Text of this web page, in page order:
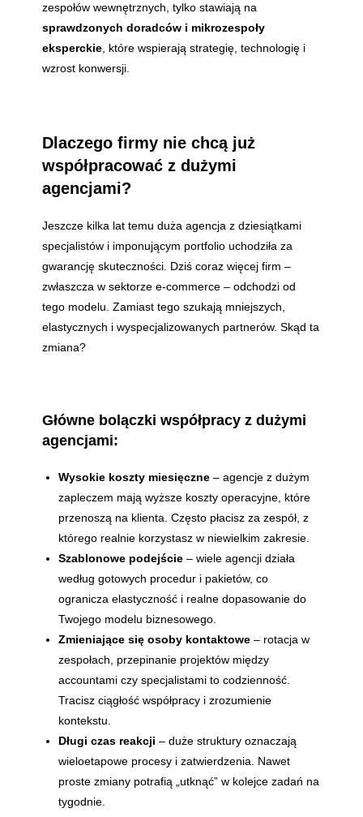
zespołów wewnętrznych, tylko stawiają na
sprawdzonych doradców i mikrozespoły
eksperckie, które wspierają strategię, technologię i
wzrost konwersji.
Dlaczego firmy nie chcą już
współpracować z dużymi
agencjami?
Jeszcze kilka lat temu duża agencja z dziesiątkami
specjalistów i imponującym portfolio uchodziła za
gwarancję skuteczności. Dziś coraz więcej firm –
zwłaszcza w sektorze e-commerce – odchodzi od
tego modelu. Zamiast tego szukają mniejszych,
elastycznych i wyspecjalizowanych partnerów. Skąd ta
zmiana?
Główne bolączki współpracy z dużymi
agencjami:
Wysokie koszty miesięczne – agencje z dużym
zapleczem mają wyższe koszty operacyjne, które
przenoszą na klienta. Często płacisz za zespół, z
którego realnie korzystasz w niewielkim zakresie.
Szablonowe podejście – wiele agencji działa
według gotowych procedur i pakietów, co
ogranicza elastyczność i realne dopasowanie do
Twojego modelu biznesowego.
Zmieniające się osoby kontaktowe – rotacja w
zespołach, przepinanie projektów między
accountami czy specjalistami to codzienność.
Tracisz ciągłość współpracy i zrozumienie
kontekstu.
Długi czas reakcji – duże struktury oznaczają
wieloetapowe procesy i zatwierdzenia. Nawet
proste zmiany potrafią „utknąć” w kolejce zadań na
tygodnie.